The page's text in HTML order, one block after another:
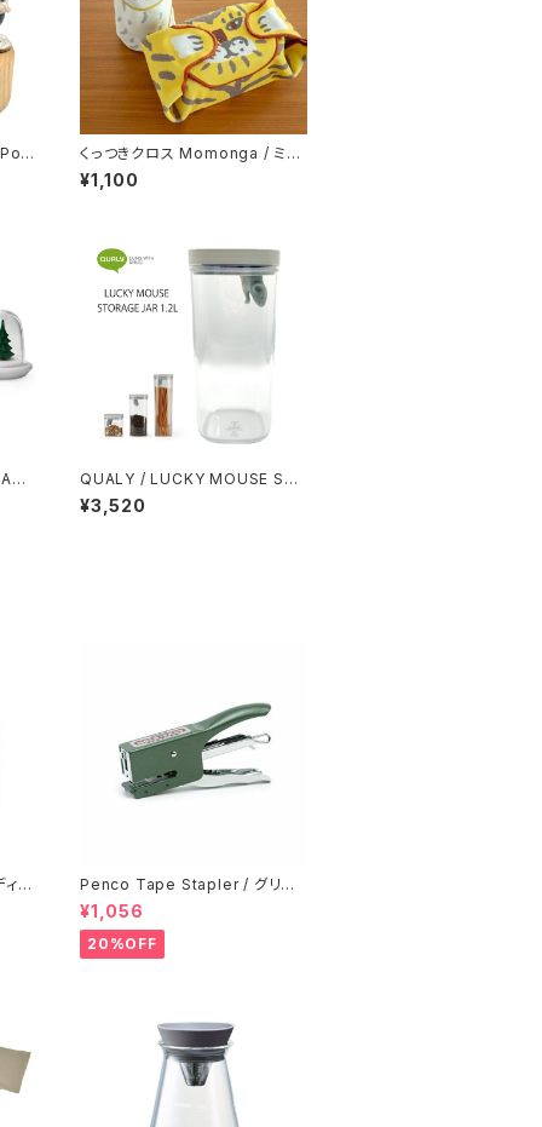
くっつきクロス Momonga / ミケ
/ トラ
¥1,100
QUALY / LUCKY MOUSE ST
ORAGE JAR 1.2L
¥3,520
フ
Penco Tape Stapler / グリー
ン
¥1,056
20%OFF